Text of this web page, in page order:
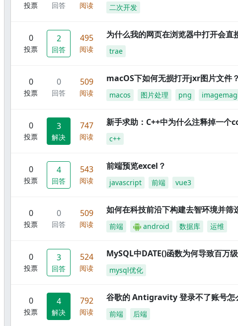
投票 回答 阅读 二次开发
0
投票
2
回答
495
阅读
为什么我的网页在浏览器中打开会直
trae
0
投票
0
回答
509
阅读
macOS下如何无损打开jxr图片文件？
macos 图片处理 png
0
投票
3
解决
747
阅读
新手求助：C++中为什么注释掉一个
c++
0
投票
4
回答
543
阅读
前端预览excel？
javascript 前端 vue3
0
投票
0
回答
509
阅读
如何在科技前沿下构建去智环境并筛
前端 android 数据库 运维
0
投票
3
回答
524
阅读
MySQL中DATE()函数为何导致百万
mysql优化
0
投票
4
解决
792
阅读
谷歌的 Antigravity 登录不了账号怎
前端 后端